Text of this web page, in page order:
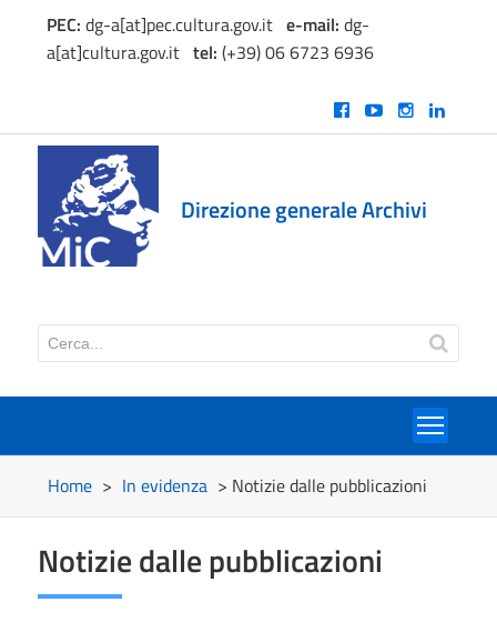
PEC: dg-a[at]pec.cultura.gov.ite-mail: dg-
a[at]cultura.gov.ittel: (+39) 06 6723 6936
Direzione generale Archivi
Home > In evidenza > Notizie dalle pubblicazioni
Notizie dalle pubblicazioni